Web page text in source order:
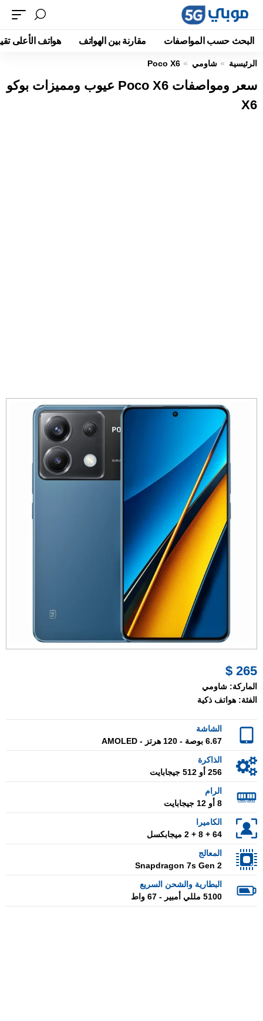
البحث حسب المواصفات مقارنة بين الهواتف هواتف الأعلى
الرئيسية شاومي Poco X6
سعر ومواصفات Poco X6 عيوب ومميزات بوكو
X6
265 $
الماركة: شاومي
الفئة: هواتف ذكية
الشاشة
6.67 بوصة - 120 هرتز - AMOLED
الذاكرة
256 أو 512 جيجابايت
الرام
8 أو 12 جيجابايت
الكاميرا
64 + 8 + 2 ميجابكسل
المعالج
Snapdragon 7s Gen 2
البطارية والشحن السريع
5100 مللي أمبير - 67 واط